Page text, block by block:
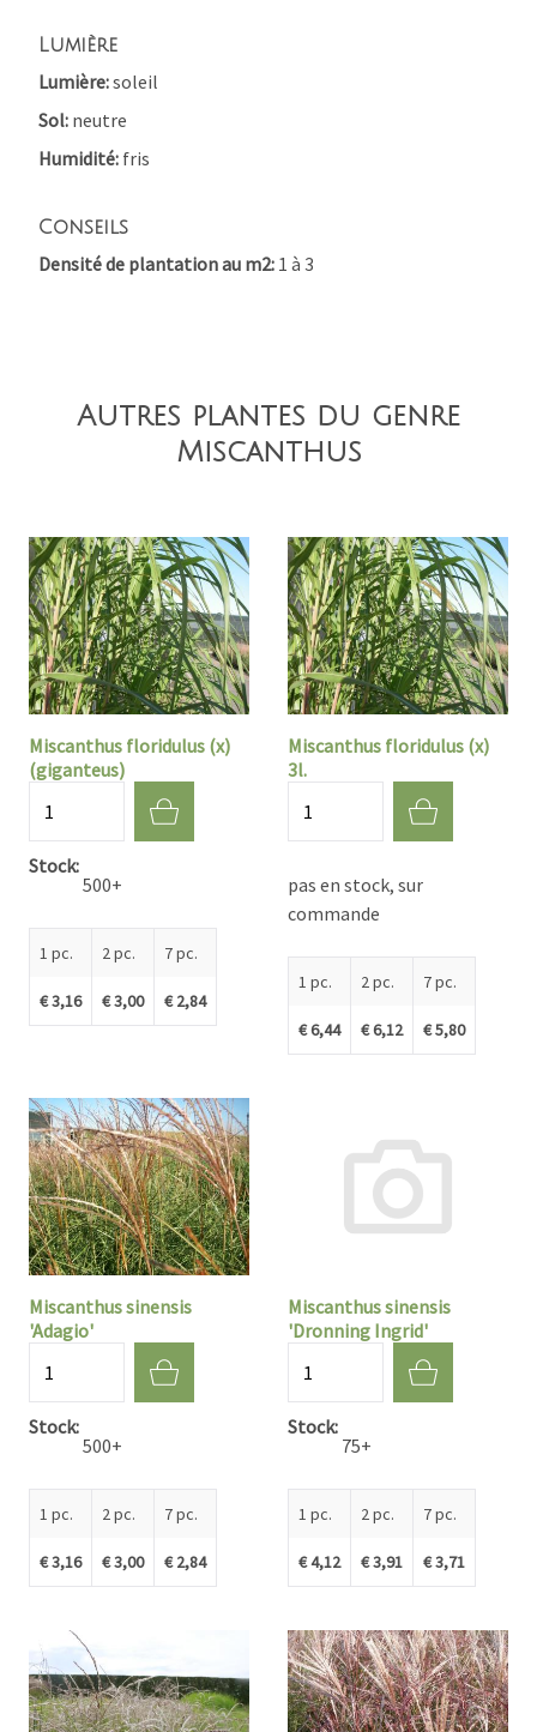
Lumière
Lumière soleil
Sol neutre
Humidité fris
Conseils
Densité de plantation au m2 1 à 3
Autres plantes du genre
Miscanthus
Miscanthus floridulus (x)
(giganteus)
Stock
500+
1 pc.
€ 3,16
2 pc.
€ 3,00
7 pc.
€ 2,84
Miscanthus floridulus (x)
3l.
pas en stock, sur
commande
1 pc.
€ 6,44
2 pc.
€ 6,12
7 pc.
€ 5,80
Miscanthus sinensis
'Adagio'
Stock
500+
1 pc.
€ 3,16
2 pc.
€ 3,00
7 pc.
€ 2,84
Miscanthus sinensis
'Dronning Ingrid'
Stock
75+
1 pc.
€ 4,12
2 pc.
€ 3,91
7 pc.
€ 3,71